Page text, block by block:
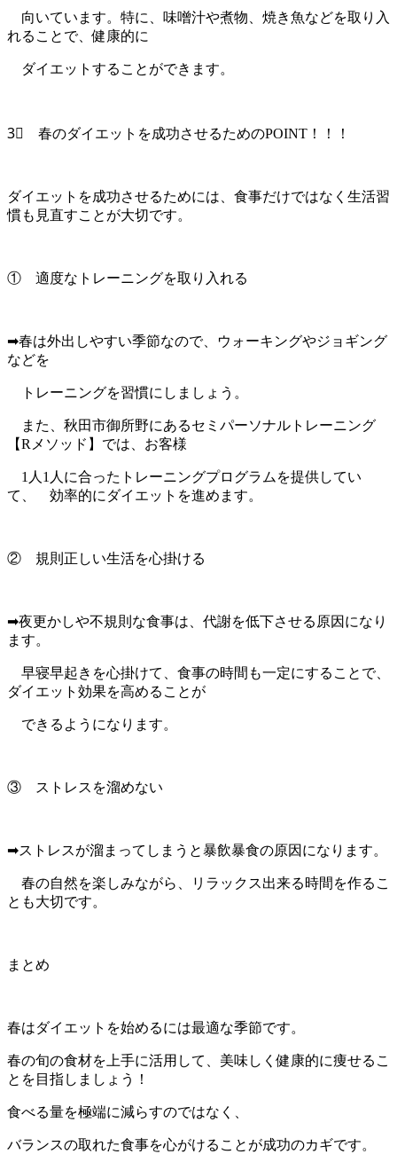
向いています。特に、味噌汁や煮物、焼き魚などを取り入
れることで、健康的に
ダイエットすることができます。
3⃣ 春のダイエットを成功させるためのPOINT！！！
ダイエットを成功させるためには、食事だけではなく生活習
慣も見直すことが大切です。
① 適度なトレーニングを取り入れる
➡春は外出しやすい季節なので、ウォーキングやジョギング
などを
トレーニングを習慣にしましょう。
また、秋田市御所野にあるセミパーソナルトレーニング
【Rメソッド】では、お客様
1人1人に合ったトレーニングプログラムを提供してい
て、 効率的にダイエットを進めます。
② 規則正しい生活を心掛ける
➡夜更かしや不規則な食事は、代謝を低下させる原因になり
ます。
早寝早起きを心掛けて、食事の時間も一定にすることで、
ダイエット効果を高めることが
できるようになります。
③ ストレスを溜めない
➡ストレスが溜まってしまうと暴飲暴食の原因になります。
春の自然を楽しみながら、リラックス出来る時間を作るこ
とも大切です。
まとめ
春はダイエットを始めるには最適な季節です。
春の旬の食材を上手に活用して、美味しく健康的に痩せるこ
とを目指しましょう！
食べる量を極端に減らすのではなく、
バランスの取れた食事を心がけることが成功のカギです。